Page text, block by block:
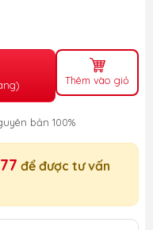
Thêm vào giỏ
bản 100%
để được tư vấn